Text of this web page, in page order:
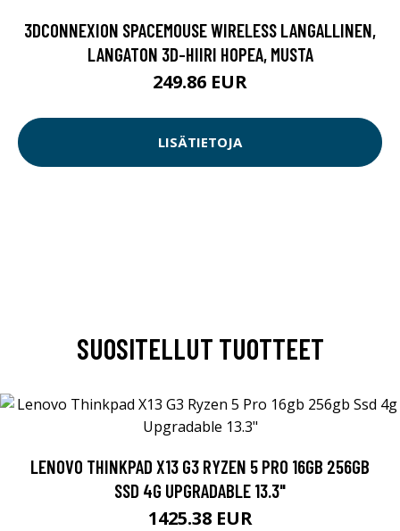
3DCONNEXION SPACEMOUSE WIRELESS LANGALLINEN,
LANGATON 3D-HIIRI HOPEA, MUSTA
249.86 EUR
LISÄTIETOJA
SUOSITELLUT TUOTTEET
LENOVO THINKPAD X13 G3 RYZEN 5 PRO 16GB 256GB
SSD 4G UPGRADABLE 13.3"
1425.38 EUR